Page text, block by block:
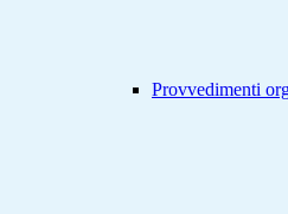
Provvedimenti